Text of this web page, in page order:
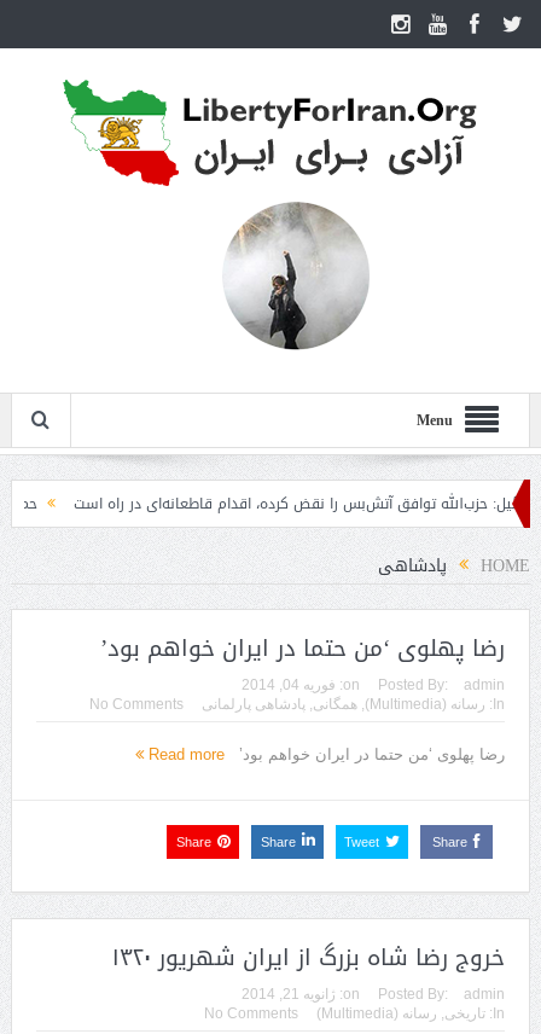
Menu
حزب‌الله توافق آتش‌بس را نقض کرده، اقدام قاطعانه‌ای در راه است حمله
HOME پادشاهی
رضا پهلوی ‘من حتما در ایران خواهم بود’
Posted By: admin
on: فوریه 04, 2014
In: رسانه (Multimedia) همگانی پادشاهی پارلمانی No Comments
رضا پهلوی ‘من حتما در ایران خواهم بود’ Read more
Share
Tweet
Share
Share
خروج رضا شاه بزرگ از ایران شهریور ۱۳۲۰
Posted By: admin
on: ژانویه 21, 2014
In: تاریخی رسانه (Multimedia) No Comments